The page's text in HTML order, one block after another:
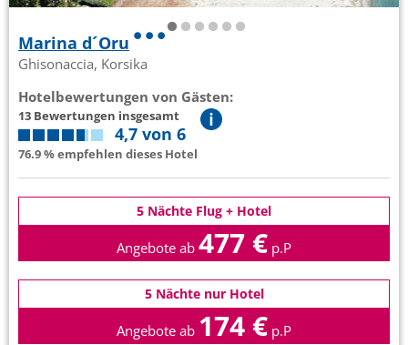
Marina d´Oru
Ghisonaccia, Korsika
Hotelbewertungen von Gästen:
13 Bewertungen insgesamt
4,7 von 6
76.9 % empfehlen dieses Hotel
5 Nächte Flug + Hotel
Angebote ab 477 € p.P
5 Nächte nur Hotel
Angebote ab 174 € p.P